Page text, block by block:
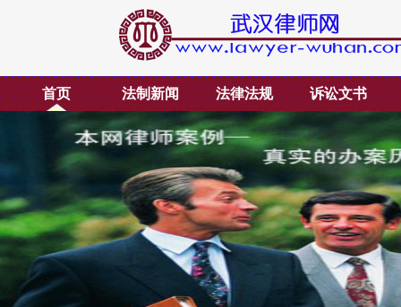
首页 法制新闻 法律法规 诉讼文书